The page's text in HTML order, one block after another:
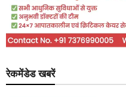
रेकमेंडेड खबरें